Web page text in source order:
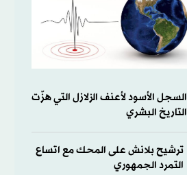
السجل الأسود لأعنف الزلازل التي هزّت
التاريخ البشري
ترشيح بلانش على المحك مع اتساع
التمرد الجمهوري